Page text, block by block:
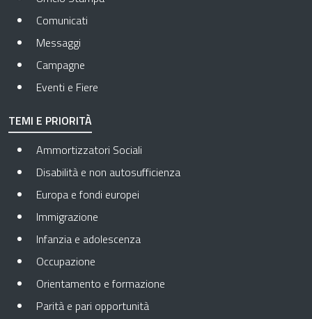
Comunicati
Messaggi
Campagne
Eventi e Fiere
TEMI E PRIORITÀ
Ammortizzatori Sociali
Disabilità e non autosufficienza
Europa e fondi europei
Immigrazione
Infanzia e adolescenza
Occupazione
Orientamento e formazione
Parità e pari opportunità